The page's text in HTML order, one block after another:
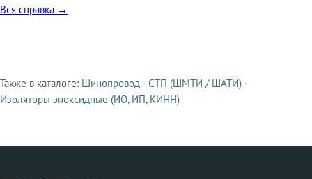
Вся справка →
Смежные продукты
Также в каталоге: Шинопровод · СТП (ШМТИ / ШАТИ) ·
Изоляторы эпоксидные (ИО, ИП, КИНН)